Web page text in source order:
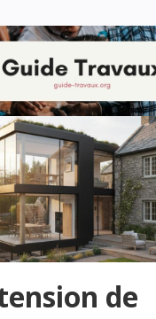
de